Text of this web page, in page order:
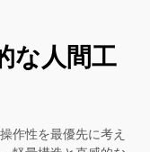
な人間工
作性を最優先に考え